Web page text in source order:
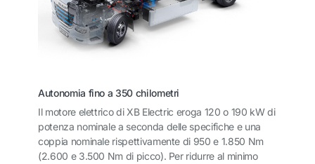
Autonomia fino a 350 chilometri
Il motore elettrico di XB Electric eroga 120 o 190 kW di
potenza nominale a seconda delle specifiche e una
coppia nominale rispettivamente di 950 e 1.850 Nm
(2.600 e 3.500 Nm di picco). Per ridurre al minimo